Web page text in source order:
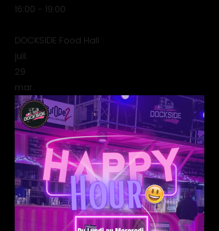
16:00 - 19:00
DOCKSIDE Food Hall
juil.
29
mar.